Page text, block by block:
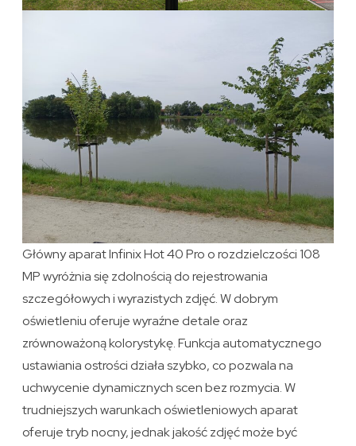
Główny aparat Infinix Hot 40 Pro o rozdzielczości 108
MP wyróżnia się zdolnością do rejestrowania
szczegółowych i wyrazistych zdjęć. W dobrym
oświetleniu oferuje wyraźne detale oraz
zrównoważoną kolorystykę. Funkcja automatycznego
ustawiania ostrości działa szybko, co pozwala na
uchwycenie dynamicznych scen bez rozmycia. W
trudniejszych warunkach oświetleniowych aparat
oferuje tryb nocny, jednak jakość zdjęć może być